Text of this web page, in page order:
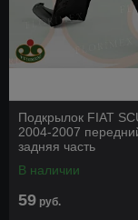
Подкрылок FIAT
2004-2007
задняя часть
В наличии
59 руб.